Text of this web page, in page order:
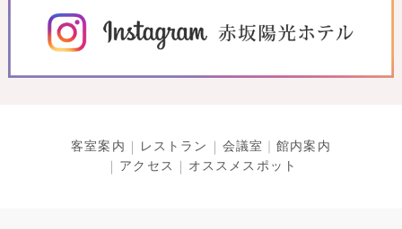
客室案内 レストラン 会議室
館内案内
アクセス
オススメスポット